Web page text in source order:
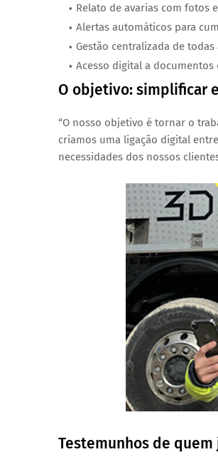
Relato de avarias com fotos
Alertas automáticos para
Gestão centralizada de
Acesso digital a
O objetivo: simplificar
“O nosso objetivo é tornar o
criamos uma ligação digital
necessidades dos nossos
Testemunhos de